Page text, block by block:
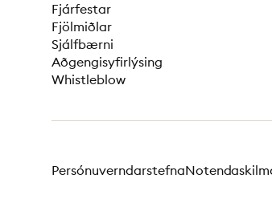
Fjárfestar
Fjölmiðlar
Sjálfbærni
Aðgengisyfirlýsing
Whistleblow
Persónuverndarstefna